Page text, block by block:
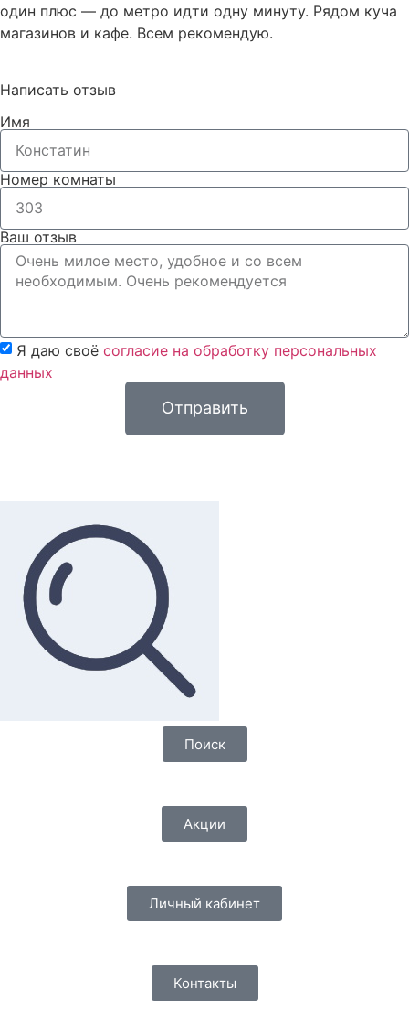
один плюс — до метро идти одну минуту. Рядом куча
магазинов и кафе. Всем рекомендую.
Написать отзыв
Имя
Номер комнаты
Ваш отзыв
Я даю своё согласие на обработку персональных
данных
Отправить
Поиск
Акции
Личный кабинет
Контакты